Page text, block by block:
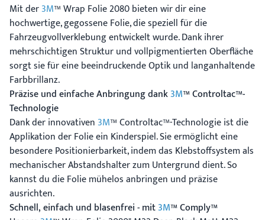
Mit der3M™ Wrap Folie 2080 bieten wir dir eine
hochwertige, gegossene Folie, die speziell für die
Fahrzeugvollverklebung entwickelt wurde. Dank ihrer
mehrschichtigen Struktur und vollpigmentierten Oberfläche
sorgt sie für eine beeindruckende Optik und langanhaltende
Farbbrillanz.
Präzise und einfache Anbringung dank3M™ Controltac™-
Technologie
Dank der innovativen3M™ Controltac™-Technologie ist die
Applikation der Folie ein Kinderspiel. Sie ermöglicht eine
besondere Positionierbarkeit, indem das Klebstoffsystem als
mechanischer Abstandshalter zum Untergrund dient. So
kannst du die Folie mühelos anbringen und präzise
ausrichten.
Schnell, einfach und blasenfrei - mit3M™ Comply™